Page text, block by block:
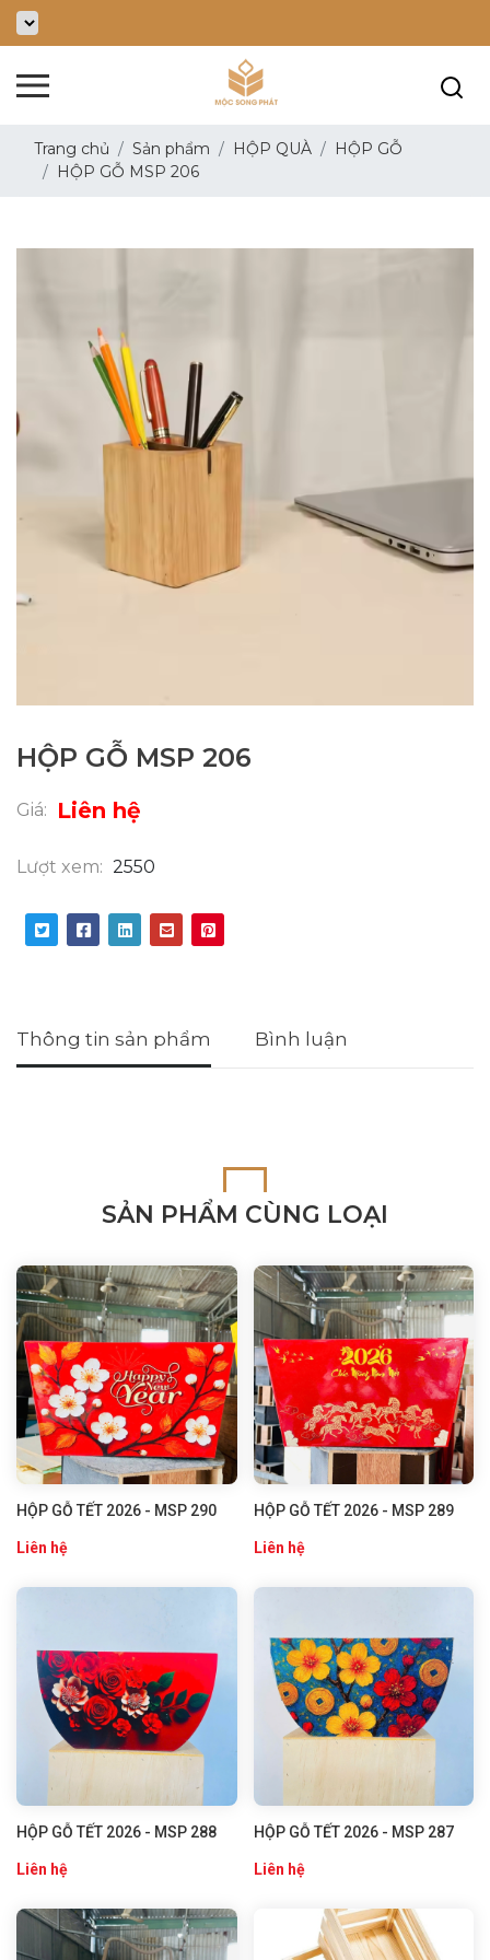
Trang chủ Sản phẩm HỘP QUÀ
HỘP GỖ
HỘP GỖ MSP 206
HỘP GỖ MSP 206
Giá: Liên hệ
Lượt xem: 2550
Thông tin sản phẩm Bình luận
SẢN PHẨM CÙNG LOẠI
HỘP GỖ TẾT 2026 - MSP 290
Liên hệ
HỘP GỖ TẾT 2026 - MSP 289
Liên hệ
HỘP GỖ TẾT 2026 - MSP 288
Liên hệ
HỘP GỖ TẾT 2026 - MSP 287
Liên hệ